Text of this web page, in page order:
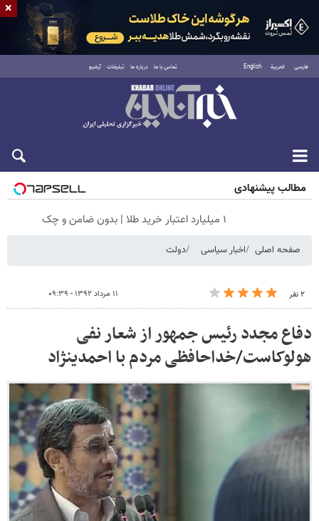
فارسی العربية English تماس با ما درباره ما تبلیغات آرشیو
شنبه ۱۷ مرداد ۱۴۰۵
مطالب پیشنهادی
۱ میلیارد اعتبار خرید طلا | بدون ضامن و چک
صفحه اصلی اخبار سیاسی دولت
۲ نفر ۱۱ مرداد ۱۳۹۲ - ۰۹:۳۹
دفاع مجدد رئیس جمهور از شعار نفی
هولوکاست/خداحافظی مردم با احمدی​نژاد
×